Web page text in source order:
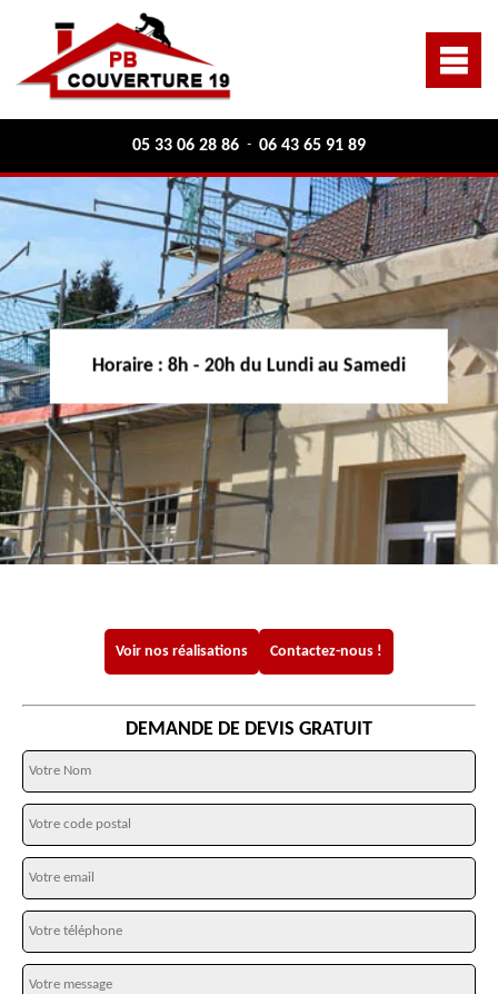
05 33 06 28 86 - 06 43 65 91 89
Horaire : 8h - 20h du Lundi au Samedi
Voir nos réalisations Contactez-nous !
DEMANDE DE DEVIS GRATUIT